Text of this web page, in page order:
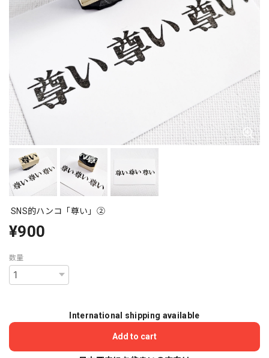
SNS的ハンコ「尊い」②
¥900
数量
International shipping available
Add to cart